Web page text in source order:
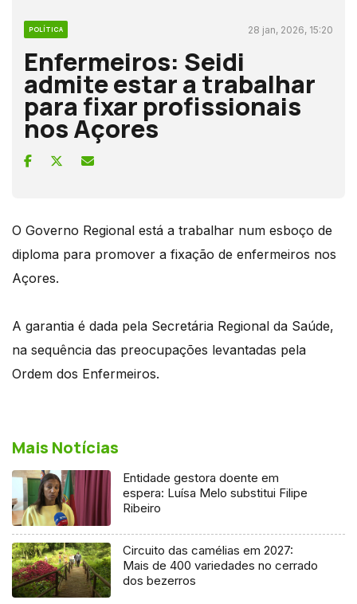
POLÍTICA 28 jan, 2026, 15:20
Enfermeiros: Seidi
admite estar a trabalhar
para fixar profissionais
nos Açores
O Governo Regional está a trabalhar num esboço de
diploma para promover a fixação de enfermeiros nos
Açores.
A garantia é dada pela Secretária Regional da Saúde,
na sequência das preocupações levantadas pela
Ordem dos Enfermeiros.
Mais Notícias
Entidade gestora doente em
espera: Luísa Melo substitui Filipe
Ribeiro
Circuito das camélias em 2027:
Mais de 400 variedades no cerrado
dos bezerros